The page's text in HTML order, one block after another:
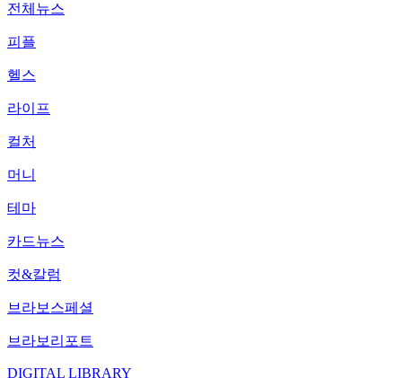
전체뉴스
피플
헬스
라이프
컬처
머니
테마
카드뉴스
컷&칼럼
브라보스페셜
브라보리포트
DIGITAL LIBRARY